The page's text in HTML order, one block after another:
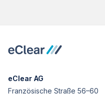
eClear AG
Französische Straße 56–60